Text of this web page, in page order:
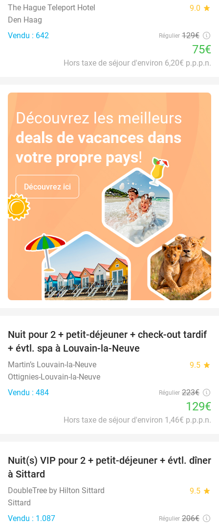
The Hague Teleport Hotel 9.0 star
Den Haag
Vendu : 642
Régulier 129€
75€
Hors taxe de séjour d'environ 6,20€ p.p.p.n.
Découvrez les meilleurs
deals de vacances dans
votre propre pays!
Découvrez ici
42%
Nuit pour 2 + petit-déjeuner + check-out tardif
+ évtl. spa à Louvain-la-Neuve
Martin’s Louvain-la-Neuve 9.5 star
Ottignies-Louvain-la-Neuve
Vendu : 484
Régulier 223€
129€
Hors taxe de séjour d'environ 1,46€ p.p.p.n.
33%
Nuit(s) VIP pour 2 + petit-déjeuner + évtl. dîner
à Sittard
DoubleTree by Hilton Sittard 9.5 star
Sittard
Vendu : 1.087
Régulier 206€